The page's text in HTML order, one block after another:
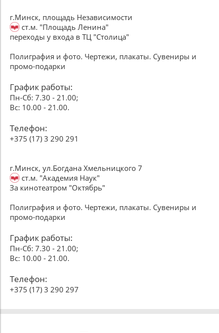
г.Минск, площадь Независимости
ст.м. "Площадь Ленина"
переходы у входа в ТЦ "Столица"
Полиграфия и фото. Чертежи, плакаты. Сувениры и
промо-подарки
График работы:
Пн-Сб: 7.30 - 21.00;
Вс: 10.00 - 21.00.
Телефон:
+375 (17) 3 290 291
г.Минск, ул.Богдана Хмельницкого 7
ст.м. "Академия Наук"
За кинотеатром "Октябрь"
Полиграфия и фото. Чертежи, плакаты. Сувениры и
промо-подарки
График работы:
Пн-Сб: 7.30 - 21.00;
Вс: 10.00 - 21.00.
Телефон:
+375 (17) 3 290 297